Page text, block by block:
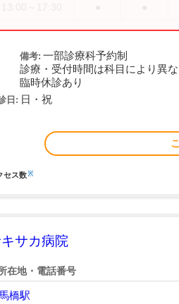
備考: 一部診療科予約制
診療・受付時間は科目により異な
臨時休診あり
日: 日・祝
セス数※
サカ病院
在地・電話番号
橋駅